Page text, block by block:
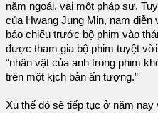
năm ngoái, vai một pháp sư.
của Hwang Jung Min, nam diễn
báo chiếu trước bộ phim vào
được tham gia bộ phim tuyệt
“nhân vật của anh trong phim
trên một kịch bản ấn tượng.”
Xu thế đó sẽ tiếp tục ở năm